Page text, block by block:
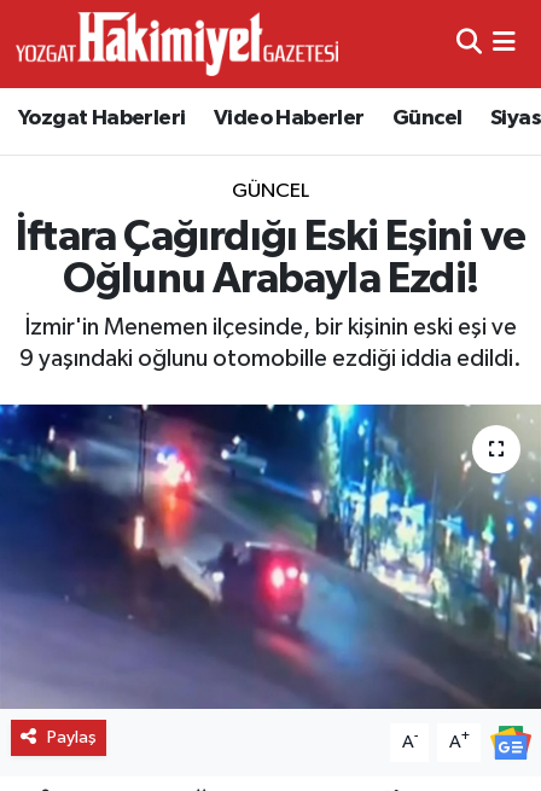
Yozgat Haberleri Video Haberler Güncel
GÜNCEL
İftara Çağırdığı Eski Eşini ve
Oğlunu Arabayla Ezdi!
İzmir'in Menemen ilçesinde, bir kişinin eski eşi ve
9 yaşındaki oğlunu otomobille ezdiği iddia edildi.
Paylaş A- A+